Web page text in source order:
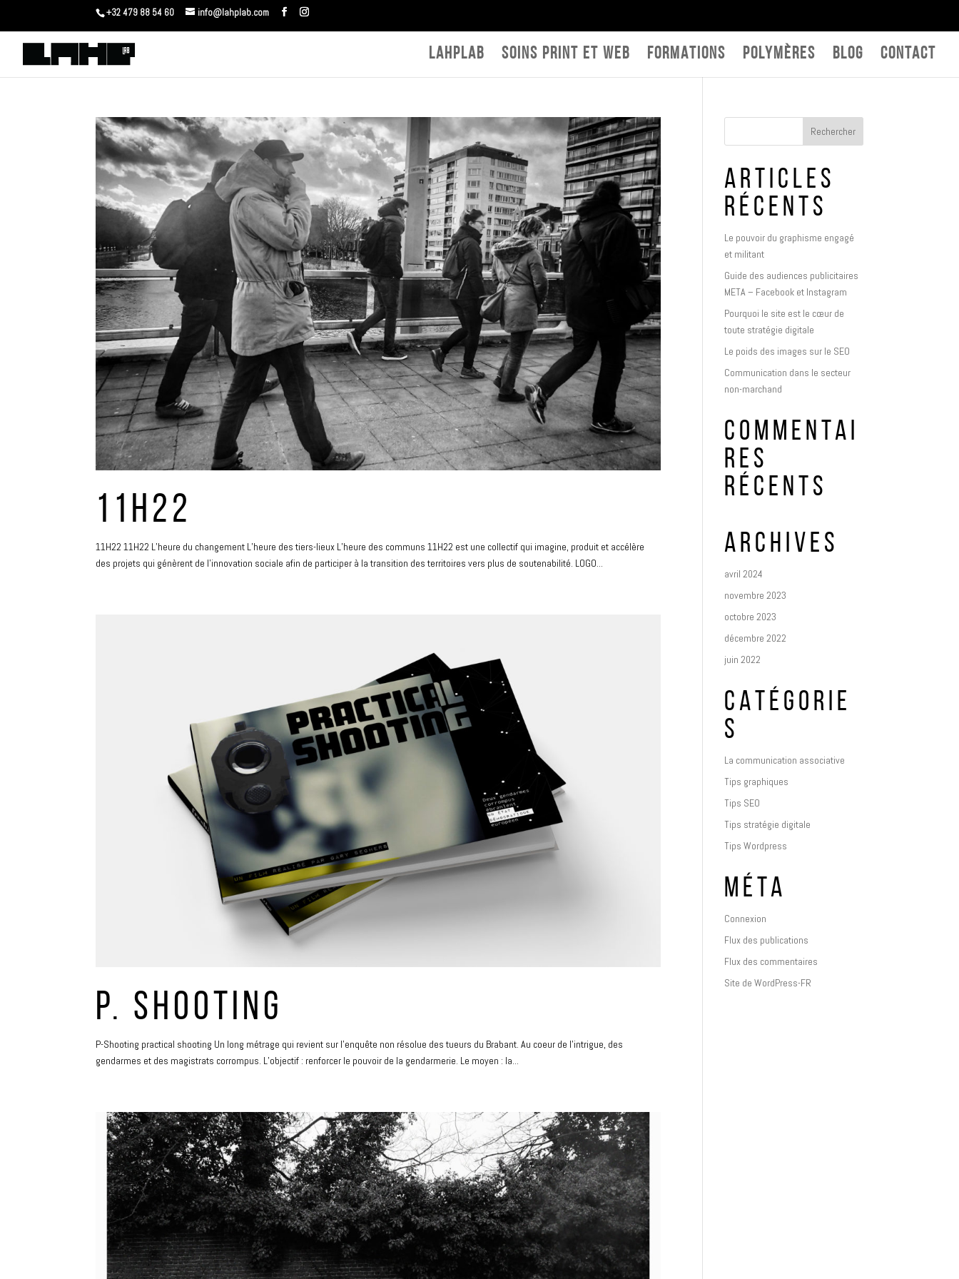
+32 479 88 54 60 info@lahplab.com
LAHPLAB Soins print et web FORMATIONS Polymères BLOG Contact
11H22
11H22 11H22 L’heure du changement L’heure des tiers-lieux L’heure des communs 11H22 est une collectif qui imagine, produit et accélère
des projets qui génèrent de l’innovation sociale afin de participer à la transition des territoires vers plus de soutenabilité. LOGO...
P. SHOOTING
P-Shooting practical shooting Un long métrage qui revient sur l’enquête non résolue des tueurs du Brabant. Au coeur de l’intrigue, des
gendarmes et des magistrats corrompus. L’objectif : renforcer le pouvoir de la gendarmerie. Le moyen : la...
ARTICLES
RÉCENTS
Le pouvoir du graphisme engagé
et militant
Guide des audiences publicitaires
META – Facebook et Instagram
Pourquoi le site est le cœur de
toute stratégie digitale
Le poids des images sur le SEO
Communication dans le secteur
non-marchand
COMMENTAI
RES
RÉCENTS
ARCHIVES
avril 2024
novembre 2023
octobre 2023
décembre 2022
juin 2022
CATÉGORIE
S
La communication associative
Tips graphiques
Tips SEO
Tips stratégie digitale
Tips Wordpress
MÉTA
Connexion
Flux des publications
Flux des commentaires
Site de WordPress-FR